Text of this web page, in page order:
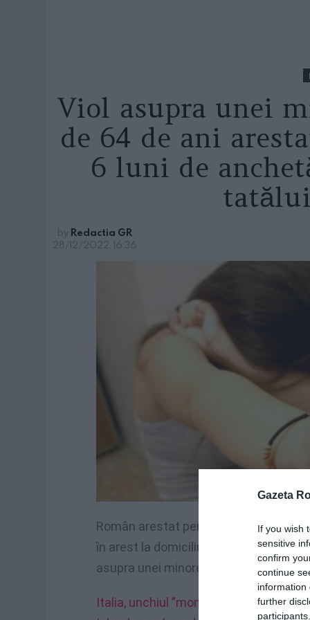
Gazeta
If you wish
sensitive
confirm
continue
information
further
Viol asupra unei
de 64 de ani
6 luni de
by Redactia GR
28/12/2022, 16:36
Român arestat pentru viol asupra
în arest la domiciliu, a fost arestat de
asupra unei minore.
Italia, unchiul ”monstru”: un român